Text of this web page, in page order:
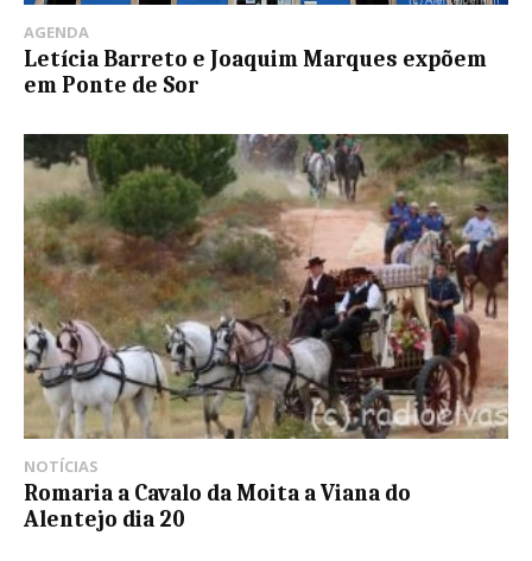
AGENDA
Letícia Barreto e Joaquim Marques expõem
em Ponte de Sor
NOTÍCIAS
Romaria a Cavalo da Moita a Viana do
Alentejo dia 20